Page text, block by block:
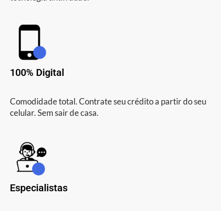
100% Digital
Comodidade total. Contrate seu crédito a partir do seu
celular. Sem sair de casa.
Especialistas